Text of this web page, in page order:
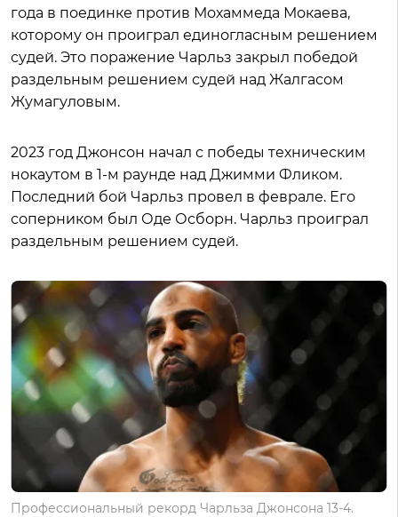
года в поединке против Мохаммеда Мокаева,
которому он проиграл единогласным решением
судей. Это поражение Чарльз закрыл победой
раздельным решением судей над Жалгасом
Жумагуловым.
2023 год Джонсон начал с победы техническим
нокаутом в 1-м раунде над Джимми Фликом.
Последний бой Чарльз провел в феврале. Его
соперником был Оде Осборн. Чарльз проиграл
раздельным решением судей.
Профессиональный рекорд Чарльза Джонсона 13-4.